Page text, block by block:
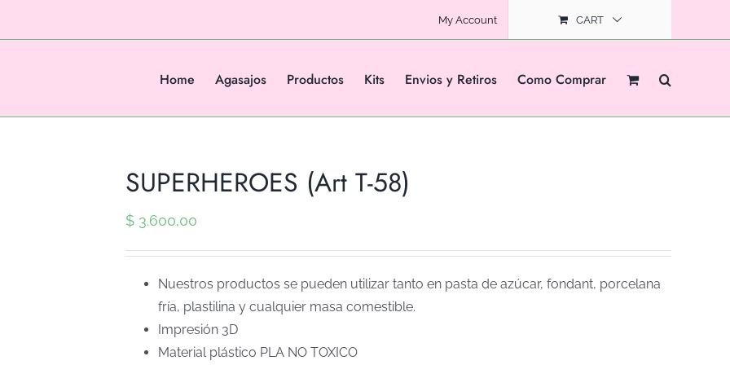
My Account CART
Home Agasajos Productos Kits Envios y Retiros Como Comprar
SUPERHEROES (Art T-58)
$ 3.600,00
Nuestros productos se pueden utilizar tanto en pasta de azúcar, fondant, porcelana
fría, plastilina y cualquier masa comestible.
Impresión 3D
Material plástico PLA NO TOXICO